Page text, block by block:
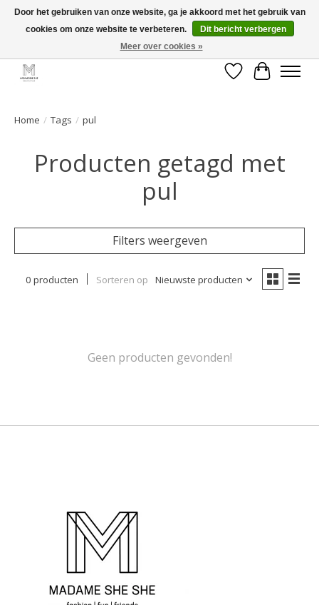
GRATIS verzending vanaf €50 voor BE - €75 voor NL - After pay mogelijk!
Verlanglijst
Home / Tags / pul
Producten getagd met
pul
Filters weergeven
0 producten Sorteren op Nieuwste producten
Geen producten gevonden!
Door het gebruiken van onze website, ga je akkoord met het gebruik van
cookies om onze website te verbeteren.
Dit bericht verbergen
Meer over cookies »